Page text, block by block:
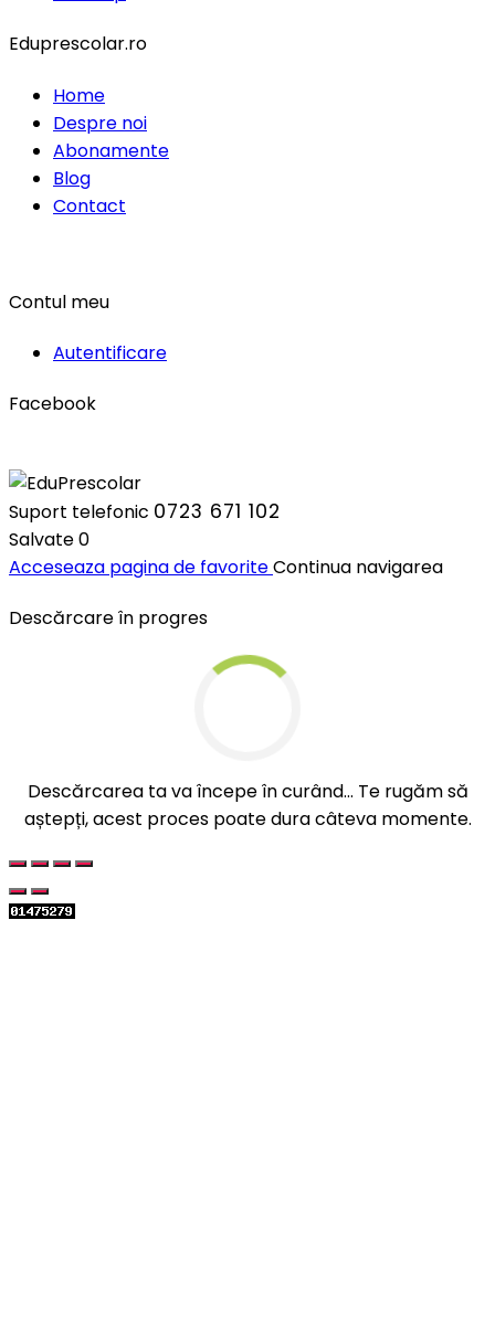
Eduprescolar.ro
Home
Despre noi
Abonamente
Blog
Contact
Contul meu
Autentificare
Facebook
Suport telefonic 0723 671 102
Salvate0
Acceseaza pagina de favoriteContinua navigarea
Descărcare în progres
Descărcarea ta va începe în curând... Te rugăm să
aștepți, acest proces poate dura câteva momente.